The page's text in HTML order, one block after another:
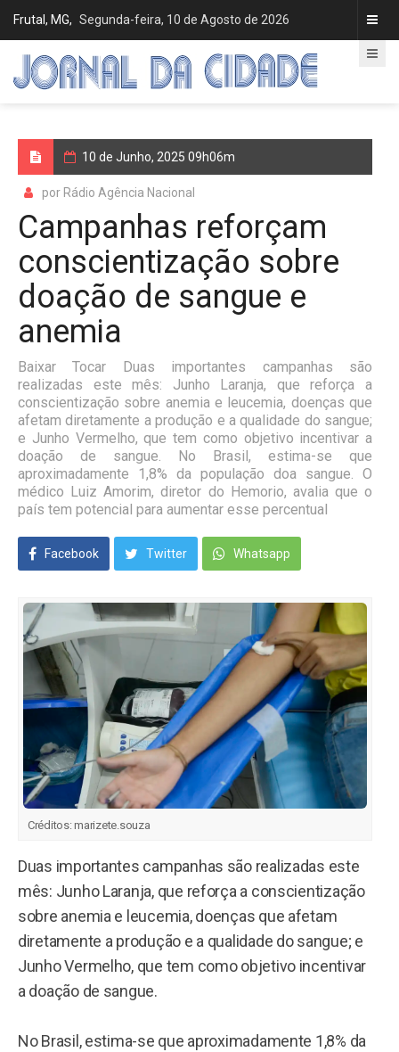
Frutal, MG, Segunda-feira, 10 de Agosto de 2026
10 de Junho, 2025 09h06m
por Rádio Agência Nacional
Campanhas reforçam
conscientização sobre
doação de sangue e
anemia
Baixar Tocar Duas importantes campanhas são
realizadas este mês: Junho Laranja, que reforça a
conscientização sobre anemia e leucemia, doenças que
afetam diretamente a produção e a qualidade do sangue;
e Junho Vermelho, que tem como objetivo incentivar a
doação de sangue. No Brasil, estima-se que
aproximadamente 1,8% da população doa sangue. O
médico Luiz Amorim, diretor do Hemorio, avalia que o
país tem potencial para aumentar esse percentual
Facebook Twitter Whatsapp
Créditos: marizete.souza
Duas importantes campanhas são realizadas este
mês: Junho Laranja, que reforça a conscientização
sobre anemia e leucemia, doenças que afetam
diretamente a produção e a qualidade do sangue; e
Junho Vermelho, que tem como objetivo incentivar
a doação de sangue.
No Brasil, estima-se que aproximadamente 1,8% da